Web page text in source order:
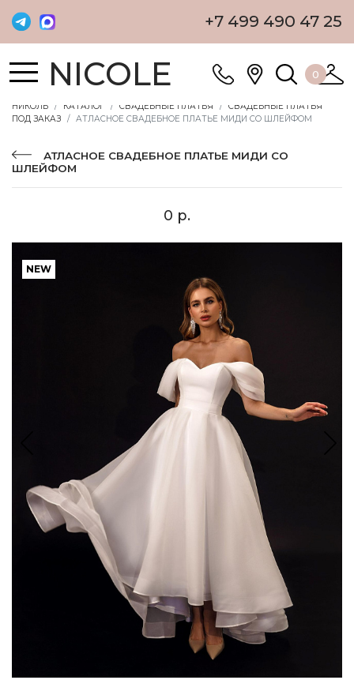
+7 499 490 47 25
NICOLE 0
НИКОЛЬ КАТАЛОГ СВАДЕБНЫЕ ПЛАТЬЯ
СВАДЕБНЫЕ ПЛАТЬЯ
ПОД ЗАКАЗ
АТЛАСНОЕ СВАДЕБНОЕ ПЛАТЬЕ МИДИ СО ШЛЕЙФОМ
АТЛАСНОЕ СВАДЕБНОЕ ПЛАТЬЕ МИДИ СО
ШЛЕЙФОМ
0 р.
NEW